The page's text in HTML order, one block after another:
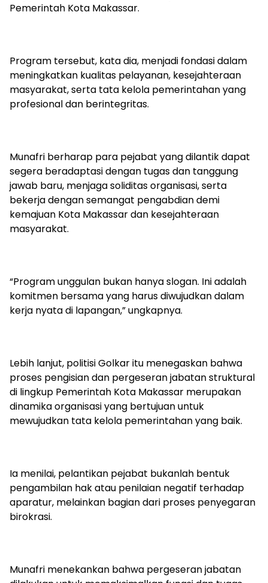
Pemerintah Kota Makassar.
Program tersebut, kata dia, menjadi fondasi dalam
meningkatkan kualitas pelayanan, kesejahteraan
masyarakat, serta tata kelola pemerintahan yang
profesional dan berintegritas.
Munafri berharap para pejabat yang dilantik dapat
segera beradaptasi dengan tugas dan tanggung
jawab baru, menjaga soliditas organisasi, serta
bekerja dengan semangat pengabdian demi
kemajuan Kota Makassar dan kesejahteraan
masyarakat.
“Program unggulan bukan hanya slogan. Ini adalah
komitmen bersama yang harus diwujudkan dalam
kerja nyata di lapangan,” ungkapnya.
Lebih lanjut, politisi Golkar itu menegaskan bahwa
proses pengisian dan pergeseran jabatan struktural
di lingkup Pemerintah Kota Makassar merupakan
dinamika organisasi yang bertujuan untuk
mewujudkan tata kelola pemerintahan yang baik.
Ia menilai, pelantikan pejabat bukanlah bentuk
pengambilan hak atau penilaian negatif terhadap
aparatur, melainkan bagian dari proses penyegaran
birokrasi.
Munafri menekankan bahwa pergeseran jabatan